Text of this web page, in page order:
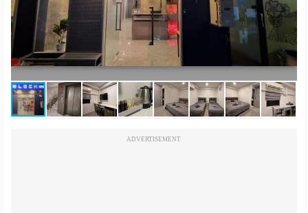
ราย
เดือน
ห้อง
พัก
ราย
ADVERTISEMENT